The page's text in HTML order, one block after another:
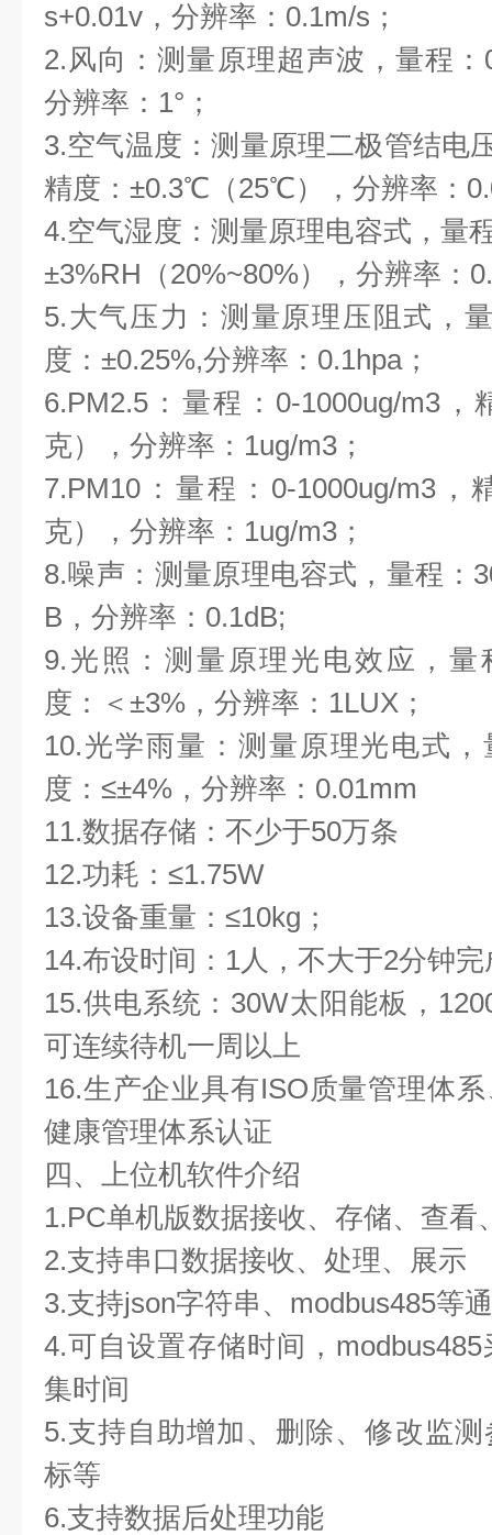
s+0.01v，分辨率：0.1m/s；
2.风向：测量原理超声波，量程：
分辨率：1°；
3.空气温度：测量原理二极管结电
精度：±0.3℃（25℃），分辨率：
4.空气湿度：测量原理电容式，量
±3%RH（20%~80%），分辨率：
5.大气压力：测量原理压阻式，
度：±0.25%,分辨率：0.1hpa；
6.PM2.5：量程：0-1000ug/m3，
克），分辨率：1ug/m3；
7.PM10：量程：0-1000ug/m3，
克），分辨率：1ug/m3；
8.噪声：测量原理电容式，量程：
B，分辨率：0.1dB;
9.光照：测量原理光电效应，量
度：＜±3%，分辨率：1LUX；
10.光学雨量：测量原理光电式，
度：≤±4%，分辨率：0.01mm
11.数据存储：不少于50万条
12.功耗：≤1.75W
13.设备重量：≤10kg；
14.布设时间：1人，不大于2分钟
15.供电系统：30W太阳能板，
可连续待机一周以上
16.生产企业具有ISO质量管理体
健康管理体系认证
四、上位机软件介绍
1.PC单机版数据接收、存储、查看
2.支持串口数据接收、处理、展示
3.支持json字符串、modbus485等
4.可自设置存储时间，
集时间
5.支持自助增加、删除、修改监
标等
6.支持数据后处理功能